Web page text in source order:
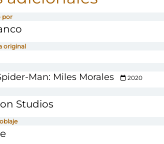
por
original
Man: Miles Morales
2020
Studios